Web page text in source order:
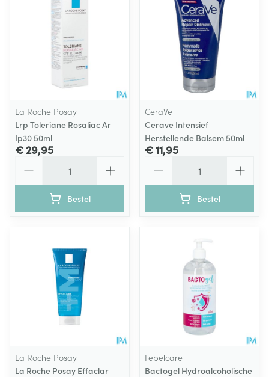
La Roche Posay
Lrp Toleriane Rosaliac Ar
Ip30 50ml
€ 29,95
Bestel
CeraVe
Cerave Intensief
Herstellende Balsem 50ml
€ 11,95
Bestel
La Roche Posay
La Roche Posay Effaclar
Febelcare
Bactogel Hydroalcoholische